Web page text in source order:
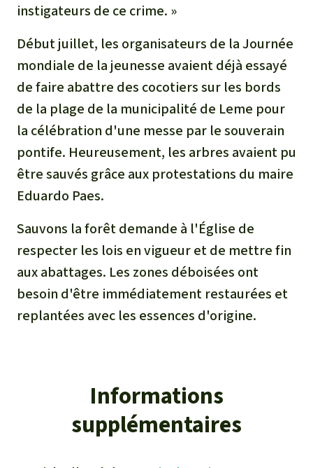
Les routes
instigateurs de ce crime. »
Début juillet, les organisateurs de la Journée
mondiale de la jeunesse avaient déjà essayé
de faire abattre des cocotiers sur les bords
de la plage de la municipalité de Leme pour
la célébration d'une messe par le souverain
pontife. Heureusement, les arbres avaient pu
être sauvés grâce aux protestations du maire
Eduardo Paes.
Sauvons la forêt demande à l'Église de
respecter les lois en vigueur et de mettre fin
aux abattages. Les zones déboisées ont
besoin d'être immédiatement restaurées et
replantées avec les essences d'origine.
Informations
supplémentaires